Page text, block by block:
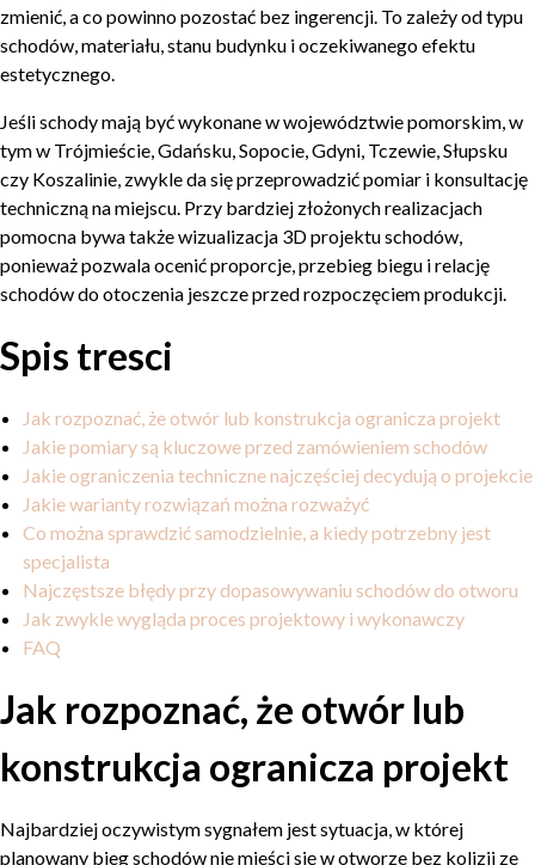
zmienić, a co powinno pozostać bez ingerencji. To zależy od typu
schodów, materiału, stanu budynku i oczekiwanego efektu
estetycznego.
Jeśli schody mają być wykonane w województwie pomorskim, w
tym w Trójmieście, Gdańsku, Sopocie, Gdyni, Tczewie, Słupsku
czy Koszalinie, zwykle da się przeprowadzić pomiar i konsultację
techniczną na miejscu. Przy bardziej złożonych realizacjach
pomocna bywa także wizualizacja 3D projektu schodów,
ponieważ pozwala ocenić proporcje, przebieg biegu i relację
schodów do otoczenia jeszcze przed rozpoczęciem produkcji.
Spis tresci
Jak rozpoznać, że otwór lub konstrukcja ogranicza projekt
Jakie pomiary są kluczowe przed zamówieniem schodów
Jakie ograniczenia techniczne najczęściej decydują o projekcie
Jakie warianty rozwiązań można rozważyć
Co można sprawdzić samodzielnie, a kiedy potrzebny jest
specjalista
Najczęstsze błędy przy dopasowywaniu schodów do otworu
Jak zwykle wygląda proces projektowy i wykonawczy
FAQ
Jak rozpoznać, że otwór lub
konstrukcja ogranicza projekt
Najbardziej oczywistym sygnałem jest sytuacja, w której
planowany bieg schodów nie mieści się w otworze bez kolizji ze